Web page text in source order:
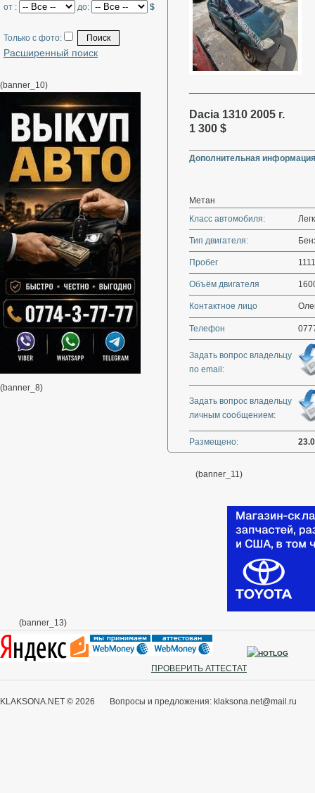
от :
до: $
Только с фото:
Расширенный поиск
(banner_10)
(banner_8)
Dacia 1310 2005 г.
1 300 $
Дополнительная
Метан
Класс автомобиля:
Тип двигателя:
Пробег
Объём двигателя
Контактное лицо
Телефон
Задать вопрос владельцу
по email:
Задать вопрос владельцу
личным сообщением:
Размещено:
(banner_11)
(banner_13)
ПРОВЕРИТЬ АТТЕСТАТ
KLAKSONA.NET © 2026 Вопросы и предложения: klaksona.net@mail.ru